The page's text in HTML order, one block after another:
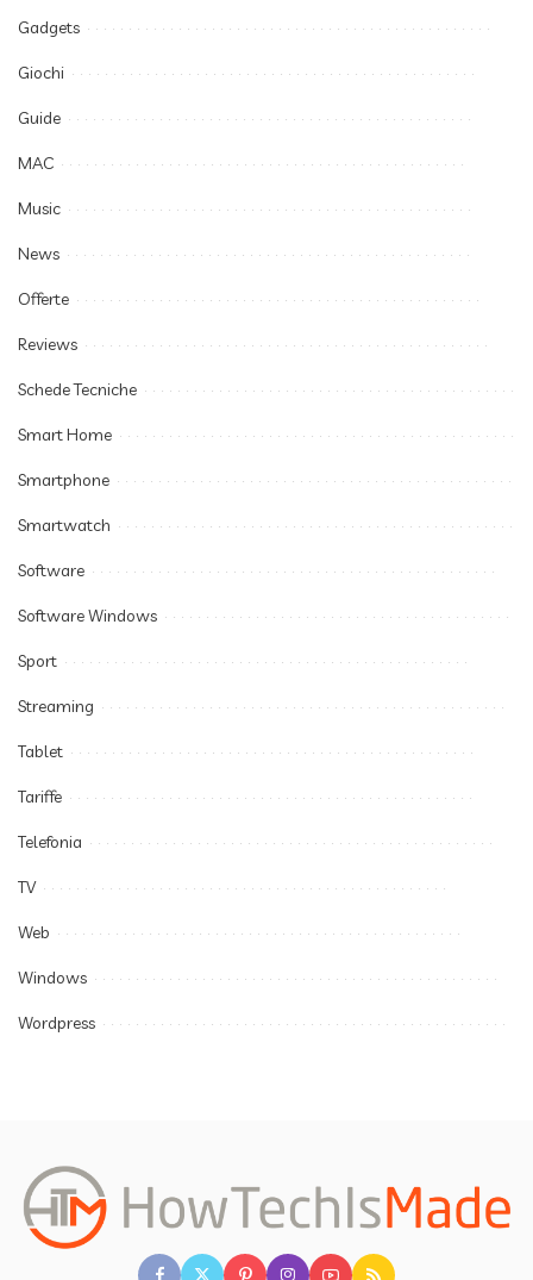
Gadgets
Giochi
Guide
MAC
Music
News
Offerte
Reviews
Schede Tecniche
Smart Home
Smartphone
Smartwatch
Software
Software Windows
Sport
Streaming
Tablet
Tariffe
Telefonia
TV
Web
Windows
Wordpress